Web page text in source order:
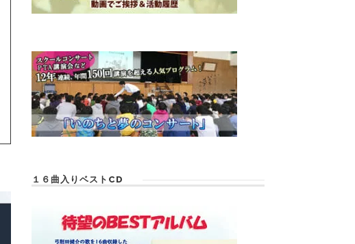
１６曲入りベストCD